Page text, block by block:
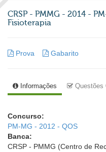
CRSP - PMMG - 2014 -
Fisioterapia
Prova Gabarito
Informações Questões
Concurso:
PM-MG - 2012 - QOS
Banca:
CRSP - PMMG (Centro de